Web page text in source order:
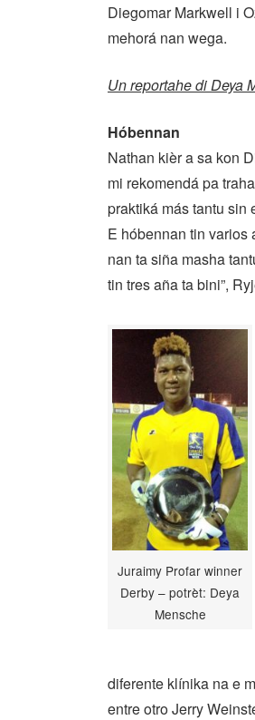
Diegomar Markwell i
mehorá nan wega.
Un reportahe di Deya
Hóbennan
Nathan kièr a sa kon
mi rekomendá pa
praktiká más tantu sin
E hóbennan tin varios
nan ta siña masha
tin tres aña ta bini”,
Juraimy Profar winner
Derby – potrèt: Deya
Mensche
diferente klínika na e
entre otro Jerry